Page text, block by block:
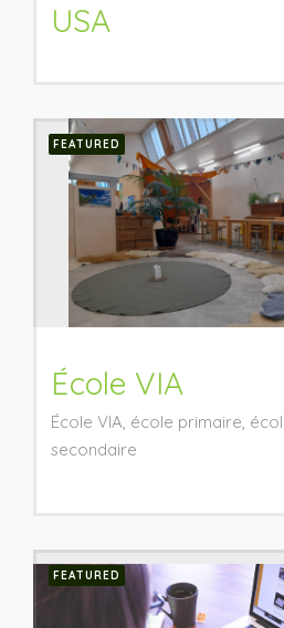
USA
FEATURED
École VIA
École VIA, école primaire,
secondaire
FEATURED